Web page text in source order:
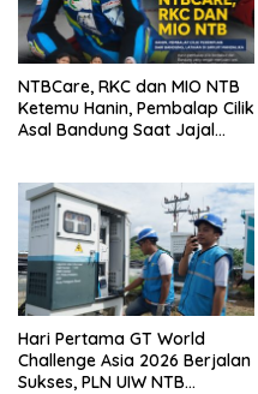
NTBCare, RKC dan MIO NTB
Ketemu Hanin, Pembalap Cilik
Asal Bandung Saat Jajal
Hari Pertama GT World
Challenge Asia 2026 Berjalan
Sukses, PLN UIW NTB